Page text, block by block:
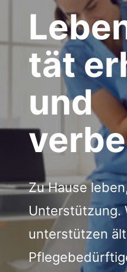
tät
und
Zu Hause
Unterstützung.
unterstützen